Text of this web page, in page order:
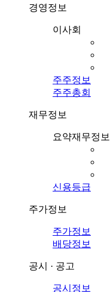
경영정보
이사회
주주정보
주주총회
재무정보
요약재무정보
신용등급
주가정보
주가정보
배당정보
공시 · 공고
공시정보